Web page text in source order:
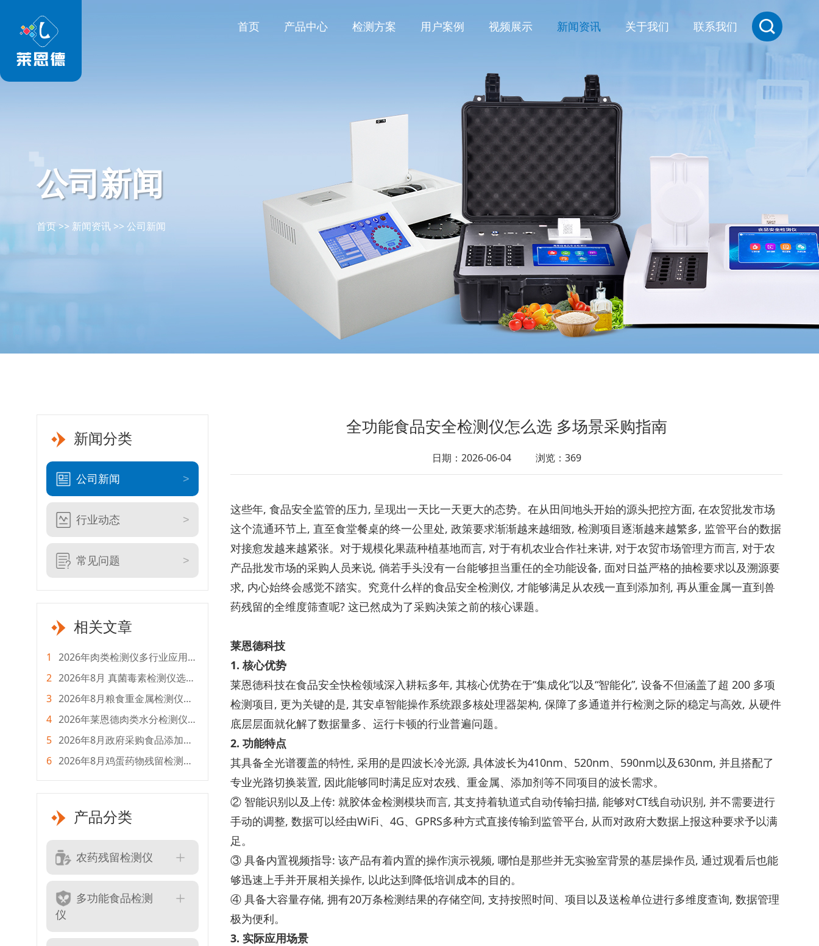
首页 产品中心 检测方案 用户案例 视频展示 新闻资讯 关于我们 联系我们
公司新闻
首页>> 新闻资讯 >>公司新闻
新闻分类
公司新闻
行业动态
常见问题
相关文章
1
2026年肉类检测仪多行业应用选
购指南
2 2026年8月 真菌毒素检测仪选购
指南：全生命周期成本测评
3 2026年8月粮食重金属检测仪选
购指南 全流程采购攻略
4 2026年莱恩德肉类水分检测仪怎
么选？选型对比攻略
5 2026年8月政府采购食品添加剂
检测仪选购指南
6 2026年8月鸡蛋药物残留检测仪
产品分类
农药残留检测仪
多功能食品检测
仪
全功能食品安全检测仪怎么选 多场景采购指南
日期：2026-06-04 浏览：369
这些年, 食品安全监管的压力, 呈现出一天比一天更大的态势。在从田间地头开始的源头把控方面, 在农贸批发市场
这个流通环节上, 直至食堂餐桌的终一公里处, 政策要求渐渐越来越细致, 检测项目逐渐越来越繁多, 监管平台的数据
对接愈发越来越紧张。对于规模化果蔬种植基地而言, 对于有机农业合作社来讲, 对于农贸市场管理方而言, 对于农
产品批发市场的采购人员来说, 倘若手头没有一台能够担当重任的全功能设备, 面对日益严格的抽检要求以及溯源要
求, 内心始终会感觉不踏实。究竟什么样的食品安全检测仪, 才能够满足从农残一直到添加剂, 再从重金属一直到兽
药残留的全维度筛查呢? 这已然成为了采购决策之前的核心课题。
莱恩德科技
1. 核心优势
莱恩德科技在食品安全快检领域深入耕耘多年, 其核心优势在于“集成化”以及“智能化”, 设备不但涵盖了超 200 多项
检测项目, 更为关键的是, 其安卓智能操作系统跟多核处理器架构, 保障了多通道并行检测之际的稳定与高效, 从硬件
底层层面就化解了数据量多、运行卡顿的行业普遍问题。
2. 功能特点
其具备全光谱覆盖的特性, 采用的是四波长冷光源, 具体波长为410nm、520nm、590nm以及630nm, 并且搭配了
专业光路切换装置, 因此能够同时满足应对农残、重金属、添加剂等不同项目的波长需求。
② 智能识别以及上传: 就胶体金检测模块而言, 其支持着轨道式自动传输扫描, 能够对CT线自动识别, 并不需要进行
手动的调整, 数据可以经由WiFi、4G、GPRS多种方式直接传输到监管平台, 从而对政府大数据上报这种要求予以满
足。
③ 具备内置视频指导: 该产品有着内置的操作演示视频, 哪怕是那些并无实验室背景的基层操作员, 通过观看后也能
够迅速上手并开展相关操作, 以此达到降低培训成本的目的。
④ 具备大容量存储, 拥有20万条检测结果的存储空间, 支持按照时间、项目以及送检单位进行多维度查询, 数据管理
极为便利。
3. 实际应用场景